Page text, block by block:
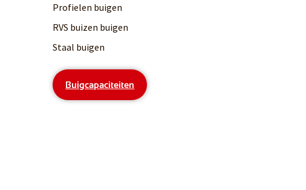
Profielen buigen
RVS buizen buigen
Staal buigen
Buigcapaciteiten